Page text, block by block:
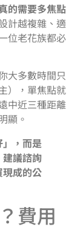
的需要多焦點
計越複雜、適
位老花族都必
大多數時間只
），單焦點就
中近三種距離
顯。
，而是
議諮詢
成的公
費用